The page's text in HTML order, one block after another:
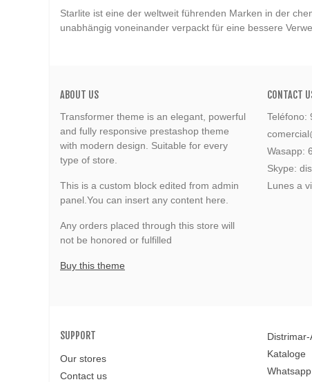
Starlite ist eine der weltweit führenden Marken in der
unabhängig voneinander verpackt für eine bessere
ABOUT US
Transformer theme is an elegant, powerful
and fully responsive prestashop theme
with modern design. Suitable for every
type of store.
This is a custom block edited from admin
panel.You can insert any content here.
Any orders placed through this store will
not be honored or fulfilled
Buy this theme
CONTACT
Teléfono:
Wasapp:
Skype:
Lunes a
SUPPORT
Our stores
Contact us
Distrimar-
Kataloge